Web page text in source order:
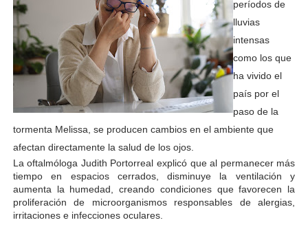
períodos de
lluvias
intensas
como los que
ha vivido el
país por el
paso de la
tormenta Melissa, se producen cambios en el ambiente que
afectan directamente la salud de los ojos.
La oftalmóloga Judith Portorreal explicó que al permanecer más
tiempo en espacios cerrados, disminuye la ventilación y
aumenta la humedad, creando condiciones que favorecen la
proliferación de microorganismos responsables de alergias,
irritaciones e infecciones oculares.